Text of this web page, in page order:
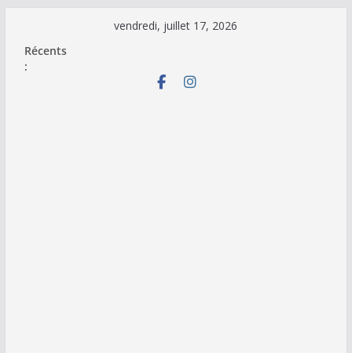
contenu
vendredi, juillet 17, 2026
Récents
: